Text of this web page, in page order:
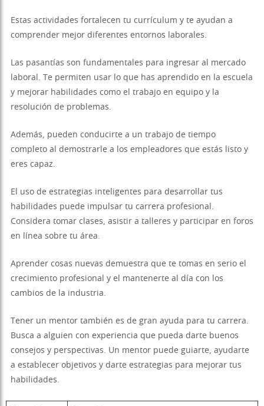
Estas actividades fortalecen tu currículum y te ayudan a
comprender mejor diferentes entornos laborales.
Las pasantías son fundamentales para ingresar al mercado
laboral. Te permiten usar lo que has aprendido en la escuela
y mejorar habilidades como el trabajo en equipo y la
resolución de problemas.
Además, pueden conducirte a un trabajo de tiempo
completo al demostrarle a los empleadores que estás listo y
eres capaz.
El uso de estrategias inteligentes para desarrollar tus
habilidades puede impulsar tu carrera profesional.
Considera tomar clases, asistir a talleres y participar en foros
en línea sobre tu área.
Aprender cosas nuevas demuestra que te tomas en serio el
crecimiento profesional y el mantenerte al día con los
cambios de la industria.
Tener un mentor también es de gran ayuda para tu carrera.
Busca a alguien con experiencia que pueda darte buenos
consejos y perspectivas. Un mentor puede guiarte, ayudarte
a establecer objetivos y darte estrategias para mejorar tus
habilidades.